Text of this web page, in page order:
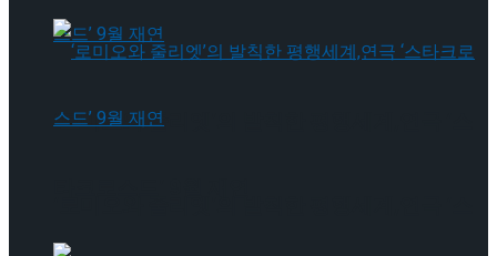
‘로미오와 줄리엣’의 발칙한 평행세계,연극 ‘스